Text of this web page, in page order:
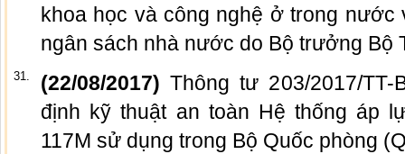
khoa học và công nghệ ở trong nước
ngân sách nhà nước do Bộ trưởng Bộ
31. (22/08/2017) Thông tư 203/2017/
định kỹ thuật an toàn Hệ thống áp
117M sử dụng trong Bộ Quốc phòng